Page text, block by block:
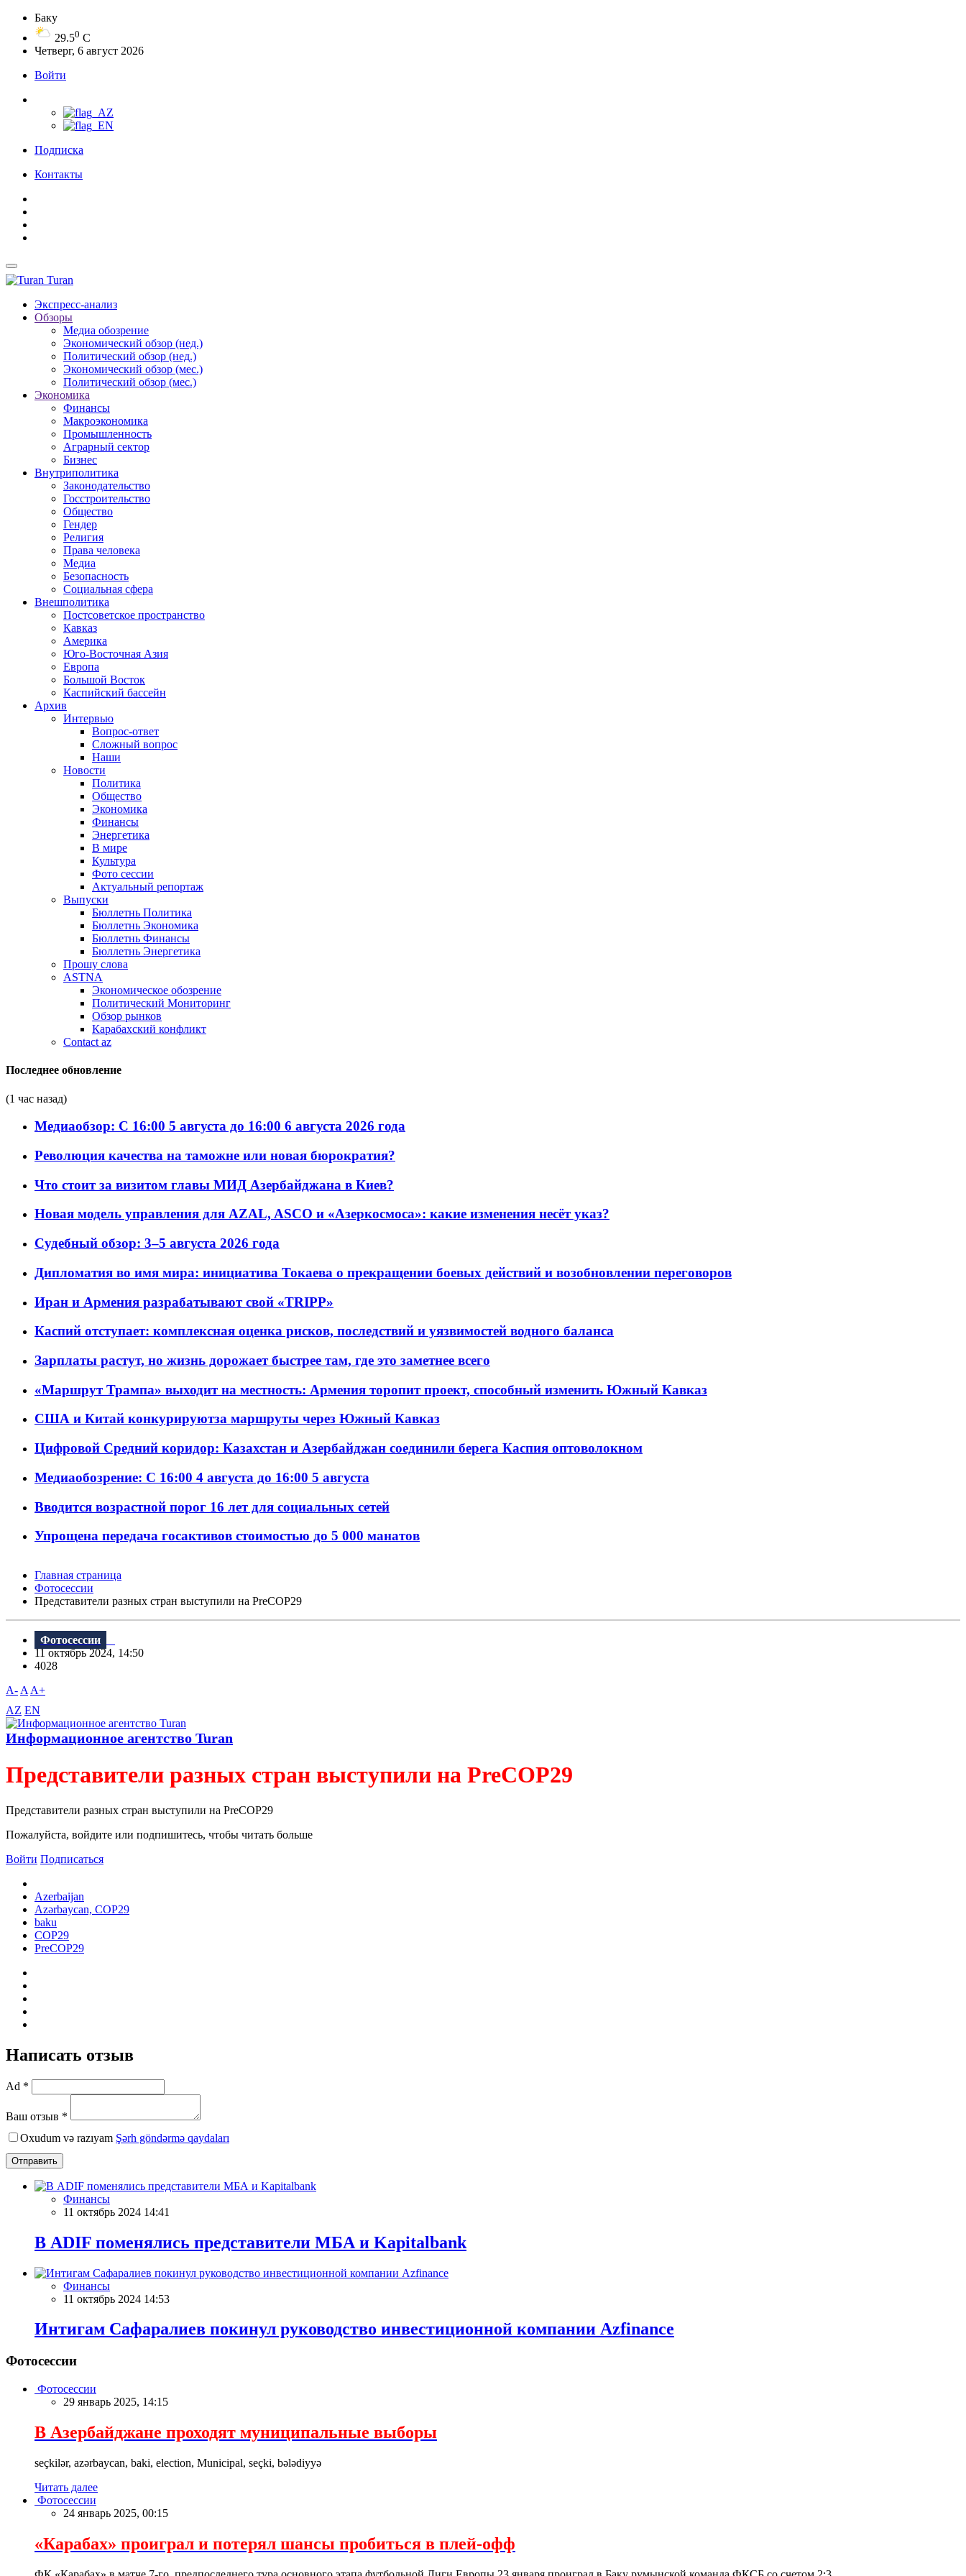
Баку
29.50 C
Четверг, 6 август 2026
Войти
Подписка
Контакты
Turan
Экспресс-анализ
Обзоры
Медиа обозрение
Экономический обзор (нед.)
Политический обзор (нед.)
Экономический обзор (мес.)
Политический обзор (мес.)
Экономика
Финансы
Макроэкономика
Промышленность
Аграрный сектор
Бизнес
Внутриполитика
Законодательство
Госстроительство
Общество
Гендер
Религия
Права человека
Медиа
Безопасность
Социальная сфера
Внешполитика
Постсоветское пространство
Кавказ
Америка
Юго-Восточная Азия
Европа
Большой Восток
Каспийский бассейн
Архив
Интервью
Вопрос-ответ
Сложный вопрос
Наши
Новости
Политика
Общество
Экономика
Финансы
Энергетика
В мире
Культура
Фото сессии
Актуальный репортаж
Выпуски
Бюллетнь Политика
Бюллетнь Экономика
Бюллетнь Финансы
Бюллетнь Энергетика
Прошу слова
ASTNA
Экономическое обозрение
Политический Мониторинг
Обзор рынков
Карабахский конфликт
Contact az
Последнее обновление
(1 час назад)
Медиаобзор: С 16:00 5 августа до 16:00 6 августа 2026 года
Революция качества на таможне или новая бюрократия?
Что стоит за визитом главы МИД Азербайджана в Киев?
Новая модель управления для AZAL, ASCO и «Азеркосмоса»: какие изменения несёт указ?
Судебный обзор: 3–5 августа 2026 года
Дипломатия во имя мира: инициатива Токаева о прекращении боевых действий и возобновлении переговоров
Иран и Армения разрабатывают свой «TRIPP»
Каспий отступает: комплексная оценка рисков, последствий и уязвимостей водного баланса
Зарплаты растут, но жизнь дорожает быстрее там, где это заметнее всего
«Маршрут Трампа» выходит на местность: Армения торопит проект, способный изменить Южный Кавказ
США и Китай конкурируютза маршруты через Южный Кавказ
Цифровой Средний коридор: Казахстан и Азербайджан соединили берега Каспия оптоволокном
Медиаобозрение: С 16:00 4 августа до 16:00 5 августа
Вводится возрастной порог 16 лет для социальных сетей
Упрощена передача госактивов стоимостью до 5 000 манатов
Главная страница
Фотосессии
Представители разных стран выступили на PreCOP29
Фотосессии
11 октябрь 2024, 14:50
4028
A- A A+
AZ EN
Информационное агентство Turan
Представители разных стран выступили на PreCOP29
Представители разных стран выступили на PreCOP29
Пожалуйста, войдите или подпишитесь, чтобы читать больше
Войти Подписаться
Azerbaijan
Azərbaycan, COP29
baku
COP29
PreCOP29
Написать отзыв
Ad *
Ваш отзыв *
Oxudum və razıyam Şərh göndərmə qaydaları
Отправить
Финансы
11 октябрь 2024 14:41
В ADIF поменялись представители МБА и Kapitalbank
Финансы
11 октябрь 2024 14:53
Интигам Сафаралиев покинул руководство инвестиционной компании Azfinance
Фотосессии
Фотосессии
29 январь 2025, 14:15
В Азербайджане проходят муниципальные выборы
seçkilər, azərbaycan, baki, election, Municipal, seçki, bələdiyyə
Читать далее
Фотосессии
24 январь 2025, 00:15
«Карабах» проиграл и потерял шансы пробиться в плей-офф